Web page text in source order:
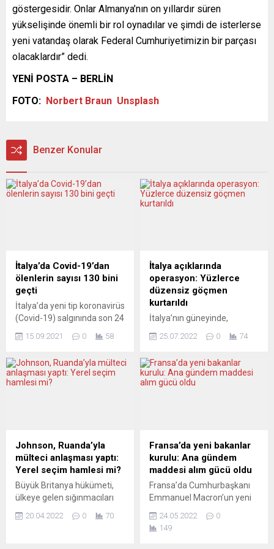
göstergesidir. Onlar Almanya’nın on yıllardır süren
yükselişinde önemli bir rol oynadılar ve şimdi de isterlerse
yeni vatandaş olarak Federal Cumhuriyetimizin bir parçası
olacaklardır” dedi.
YENİ POSTA – BERLİN
FOTO: Norbert Braun Unsplash
Benzer Konular
İtalya’da Covid-19’dan
ölenlerin sayısı 130 bini
geçti
İtalya’da yeni tip koronavirüs
(Covid-19) salgınında son 24
kaybetti. Sağlık Bakanlığının
24 saatte yapılan 318 bin
593 testte 4 bin 21 kişiye
613 bin 214’e ulaştı. Ülkede...
15.09.2021 0 58
İtalya açıklarında
operasyon: Yüzlerce
düzensiz göçmen
kurtarıldı
İtalya’nın güneyinde,
balıkçı teknesi zor duruma
fazla düzensiz göçmen için
operasyon düzenlendi.
1 ticari gemi, 3 sahil güvenlik
devriye botu ve 1 mali polis
devriye botu tarafından zor
durumda kalan balıkçı
teknesine...
25.07.2022 0 74
Johnson, Ruanda’yla
mülteci anlaşması yaptı:
Yerel seçim hamlesi mi?
Büyük Britanya hükümeti,
ülkeye gelen sığınmacıları
bin 500 kilometre uzaktaki
20.04.2022 0 70
Fransa’da yeni bakanlar
kurulu: Ana gündem
maddesi alım gücü oldu
Fransa’da Cumhurbaşkanı
Emmanuel Macron’un yeni
ülkede düşen alım gücüne
karşı atılacak adımlar
24.05.2022
0
149